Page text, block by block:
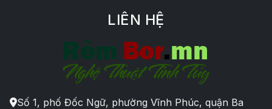
LIÊN HỆ
Số 1, phố Đốc Ngữ, phường Vĩnh Phúc, quận Ba